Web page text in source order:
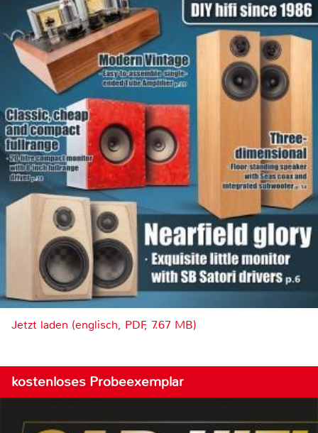
Jetzt laden (englisch, PDF, 7.67 MB)
kostenloses Probeexemplar